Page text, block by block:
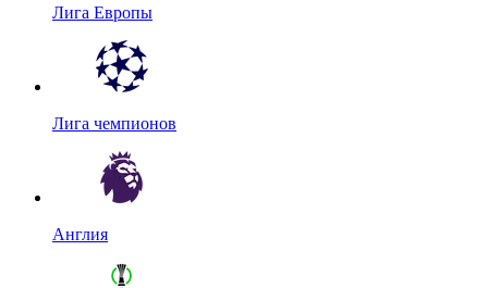
Лига Европы
Лига чемпионов
Англия